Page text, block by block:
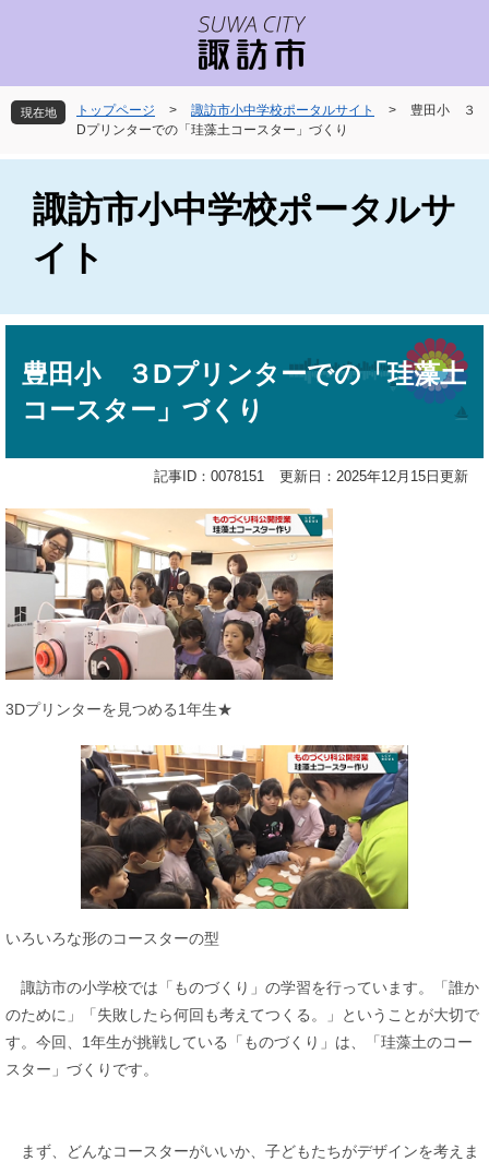
先
頭
を
飛
現在地 トップページ > 諏訪市小中学校ポータルサイト >
豊田小 ３
Dプリンターでの「珪藻土コースター」づくり
諏訪市小中学校ポータルサ
イト
豊田小 ３Dプリンターでの「珪藻土
コースター」づくり
記事ID：0078151 更新日：2025年12月15日更新
3Dプリンターを見つめる1年生★
いろいろな形のコースターの型
諏訪市の小学校では「ものづくり」の学習を行っています。「誰か
のために」「失敗したら何回も考えてつくる。」ということが大切で
す。今回、1年生が挑戦している「ものづくり」は、「珪藻土のコー
スター」づくりです。
まず、どんなコースターがいいか、子どもたちがデザインを考えま